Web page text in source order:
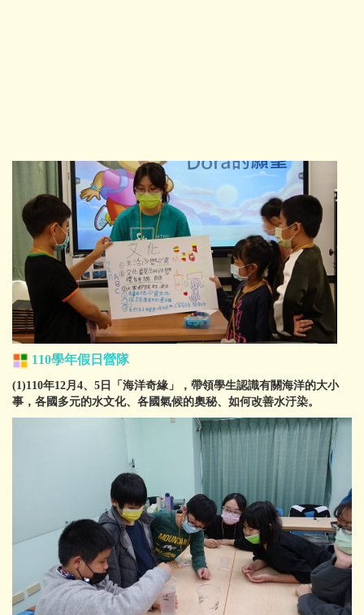
110學年假日營隊
(1)110年12月4、5日「海洋奇緣」，帶領學生認識有關海洋的大小
事，各國多元的水文化、各國氣候的奧秘、如何改善水汙染。